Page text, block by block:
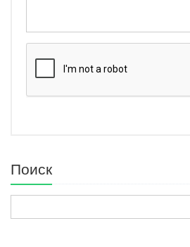
Поиск